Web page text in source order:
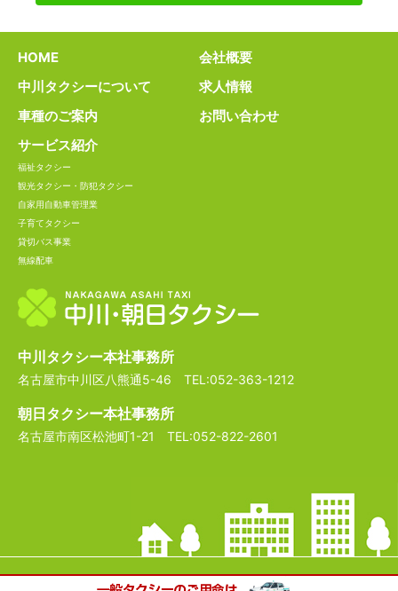
HOME
中川タクシーについて
車種のご案内
サービス紹介
福祉タクシー
観光タクシー・防犯タクシー
自家用自動車管理業
子育てタクシー
貸切バス事業
無線配車
会社概要
求人情報
お問い合わせ
中川タクシー本社事務所
名古屋市中川区八熊通5-46 TEL:052-363-1212
朝日タクシー本社事務所
名古屋市南区松池町1-21 TEL:052-822-2601
Copyright © 2017 Nakagawa TAXI All Rights Reserved.